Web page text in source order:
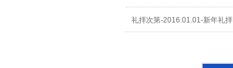
礼拝次第-2016.01.01-新年礼拝